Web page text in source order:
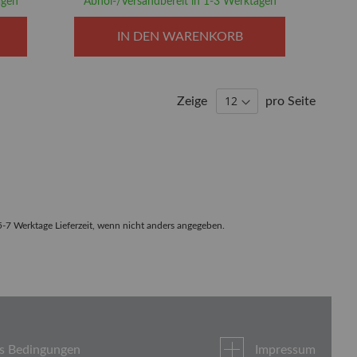
IN DEN WARENKORB
Zeige pro Seite
Werktage Lieferzeit, wenn nicht anders angegeben.
Bedingungen Impressum